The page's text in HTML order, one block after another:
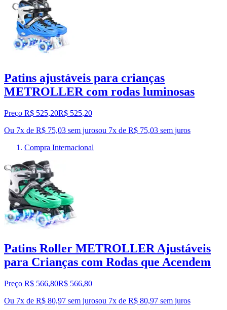
Patins ajustáveis para crianças
METROLLER com rodas luminosas
Preço R$ 525,20R$ 525,20
Ou 7x de R$ 75,03 sem jurosou 7x de R$ 75,03 sem juros
Compra Internacional
Patins Roller METROLLER Ajustáveis
para Crianças com Rodas que Acendem
Preço R$ 566,80R$ 566,80
Ou 7x de R$ 80,97 sem jurosou 7x de R$ 80,97 sem juros